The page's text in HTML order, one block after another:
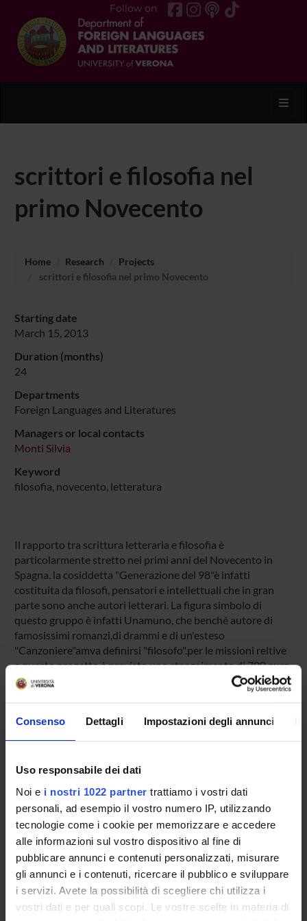
Consenso Dettagli Impostazioni degli annunci
Uso responsabile dei dati
Noi e i nostri 1022 partner trattiamo i vostri dati
personali, ad esempio il vostro numero IP, utilizzando
tecnologie come i cookie per memorizzare e accedere
alle informazioni sul vostro dispositivo al fine di
pubblicare annunci e contenuti personalizzati, misurare
gli annunci e i contenuti, ricercare il pubblico e sviluppare
i servizi. Avete la possibilità di scegliere chi utilizza i
vostri dati e per quali scopi. Le vostre scelte in materia di
Follow on
scrittori e filosofia nel
primo Novecento
Home Research
Projects
scrittori e filosofia nel primo Novecento
Starting date
March 15, 2013
Duration (months)
24
Departments
Foreign Languages and Literatures
Managers or local contacts
Monti Silvia
Keyword
filosofia, novecento, letteratura
Il rapporto tra scrittura letteraria e filosofia è
particolarmente stretto nei primi anni del Novecento in
Spagna. la cosiddetta "Generazione del 98"è infatti
costituita da filosofi, pensatori e intellettuali che in gran
parte sono anche autori letterari. La figura simbolo di
questo gruppo è infatti Unamuno, che benché autore di
famosissimi romanzi,di drammi e di un'esteso
"Canzoniere"amva definirsi "filosofo".per le missioni reltive
a questo progetto è previsto uno stanzaimento di 700 euro
Silvia Monti
RESEARCH AREAS INVOLVED IN THE PROJECT
Letterature iberiche e ispano-americane
Romanic languages: Spanish